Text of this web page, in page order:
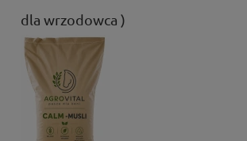
dla wrzodowca )